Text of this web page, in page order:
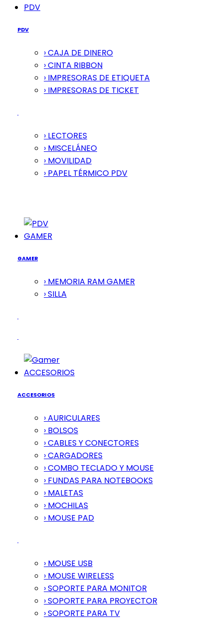
PDV
PDV
› CAJA DE DINERO
› CINTA RIBBON
› IMPRESORAS DE ETIQUETA
› IMPRESORAS DE TICKET
› LECTORES
› MISCELÁNEO
› MOVILIDAD
› PAPEL TÉRMICO PDV
GAMER
GAMER
› MEMORIA RAM GAMER
› SILLA
ACCESORIOS
ACCESORIOS
› AURICULARES
› BOLSOS
› CABLES Y CONECTORES
› CARGADORES
› COMBO TECLADO Y MOUSE
› FUNDAS PARA NOTEBOOKS
› MALETAS
› MOCHILAS
› MOUSE PAD
› MOUSE USB
› MOUSE WIRELESS
› SOPORTE PARA MONITOR
› SOPORTE PARA PROYECTOR
› SOPORTE PARA TV